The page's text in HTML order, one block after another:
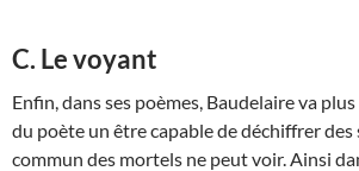
C. Le voyant
Enfin, dans ses poèmes, Baudelaire va
du poète un être capable de déchiffrer des
commun des mortels ne peut voir. Ainsi